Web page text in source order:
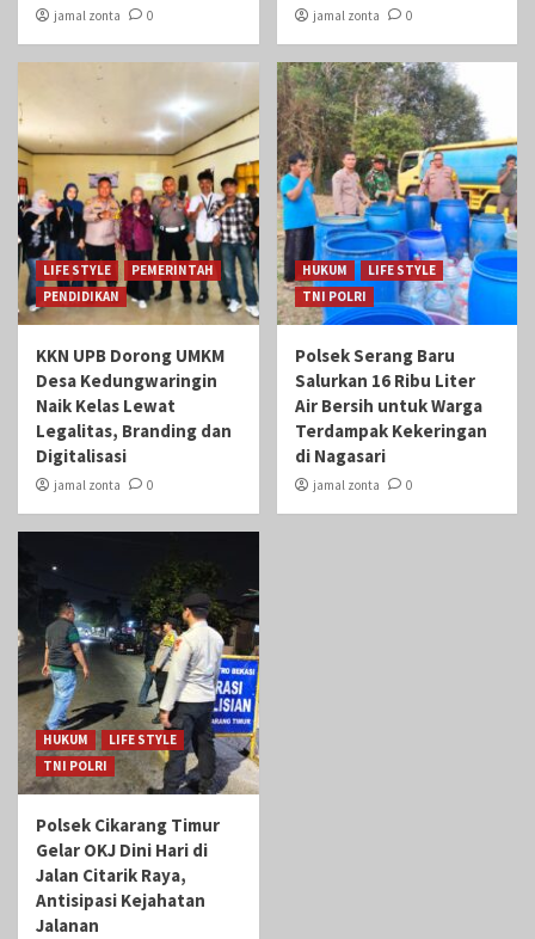
jamal zonta 0 jamal zonta 0
LIFE STYLE
PEMERINTAH
PENDIDIKAN
KKN UPB Dorong UMKM
Desa Kedungwaringin
Naik Kelas Lewat
Legalitas, Branding dan
Digitalisasi
jamal zonta 0
HUKUM
LIFE STYLE
TNI POLRI
Polsek Serang Baru
Salurkan 16 Ribu Liter
Air Bersih untuk Warga
Terdampak Kekeringan
di Nagasari
jamal zonta 0
HUKUM
LIFE STYLE
TNI POLRI
Polsek Cikarang Timur
Gelar OKJ Dini Hari di
Jalan Citarik Raya,
Antisipasi Kejahatan
Jalanan